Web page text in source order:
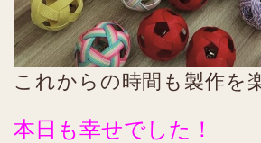
これからの時間も製作を
本日も幸せでした！